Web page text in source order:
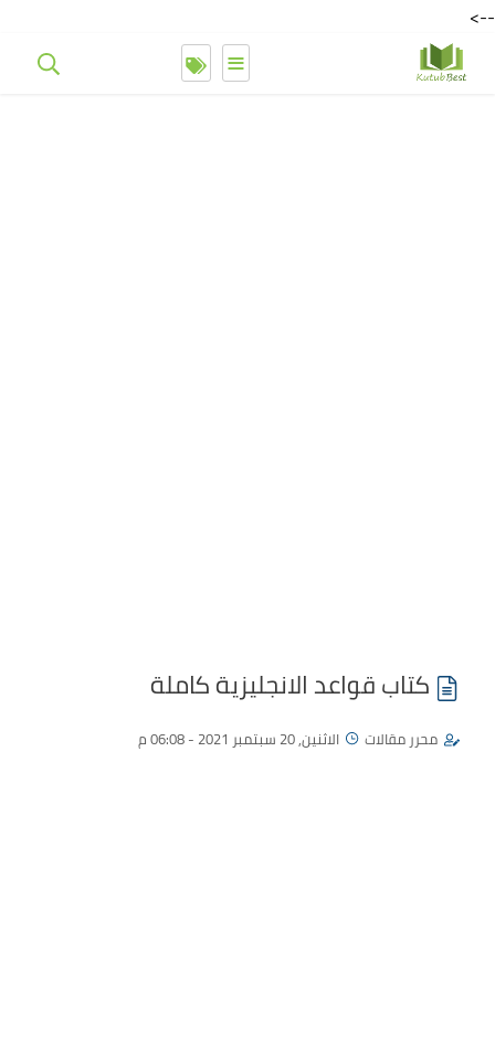
-->
≡
كتاب قواعد الانجليزية كاملة
محرر مقالات الاثنين, 20 سبتمبر 2021 - 06:08 م